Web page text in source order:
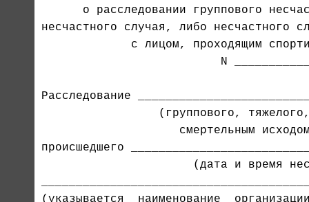
о расследовании группового
несчастного случая, либо несчастного
с лицом, проходящим
N
Расследование
(группового,
происшедшего
(дата и время
(указывается  наименование